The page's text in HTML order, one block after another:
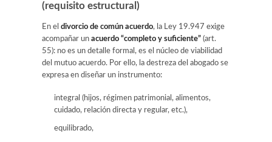
(requisito estructural)
En el divorcio de común acuerdo, la Ley 19.947 exige
acompañar un acuerdo “completo y suficiente” (art.
55): no es un detalle formal, es el núcleo de viabilidad
del mutuo acuerdo. Por ello, la destreza del abogado se
expresa en diseñar un instrumento:
integral (hijos, régimen patrimonial, alimentos,
cuidado, relación directa y regular, etc.),
equilibrado,